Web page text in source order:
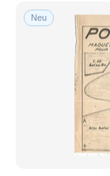
Visa
Neu